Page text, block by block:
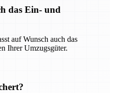
das Ein- und
auf Wunsch auch das
Ihrer Umzugsgüter.